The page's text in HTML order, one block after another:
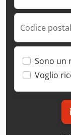
Codice
Sono un
Voglio